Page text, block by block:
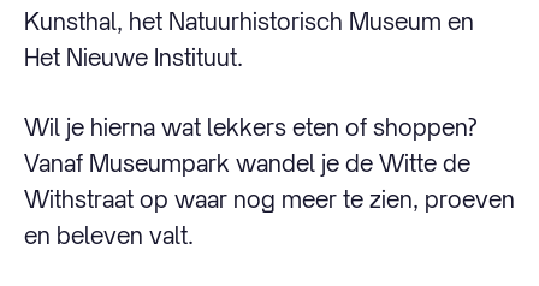
Kunsthal, het Natuurhistorisch Museum en
Het Nieuwe Instituut.
Wil je hierna wat lekkers eten of shoppen?
Vanaf Museumpark wandel je de Witte de
Withstraat op waar nog meer te zien, proeven
en beleven valt.